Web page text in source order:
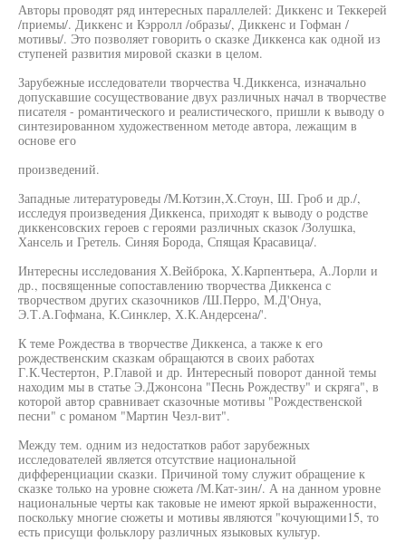
Авторы проводят ряд интересных параллелей: Диккенс и Теккерей
/приемы/. Диккенс и Кэрролл /образы/, Диккенс и Гофман /
мотивы/. Это позволяет говорить о сказке Диккенса как одной из
ступеней развития мировой сказки в целом.
Зарубежные исследователи творчества Ч.Диккенса, изначально
допускавшие сосуществование двух различных начал в творчестве
писателя - романтического и реалистического, пришли к выводу о
синтезированном художественном методе автора, лежащим в
основе его
произведений.
Западные литературоведы /М.Котзин,Х.Стоун, Ш. Гроб и др./,
исследуя произведения Диккенса, приходят к выводу о родстве
диккенсовских героев с героями различных сказок /Золушка,
Хансель и Гретель. Синяя Борода, Спящая Красавица/.
Интересны исследования Х.Вейброка, X.Карпентьера, А.Лорли и
др., посвященные сопоставлению творчества Диккенса с
творчеством других сказочников /Ш.Перро, М.Д'Онуа,
Э.Т.А.Гофмана, К.Синклер, Х.К.Андерсена/'.
К теме Рождества в творчестве Диккенса, а также к его
рождественским сказкам обращаются в своих работах
Г.К.Честертон, Р.Главой и др. Интересный поворот данной темы
находим мы в статье Э.Джонсона "Песнь Рождеству" и скряга", в
которой автор сравнивает сказочные мотивы "Рождественской
песни" с романом "Мартин Чезл-вит".
Между тем. одним из недостатков работ зарубежных
исследователей является отсутствие национальной
дифференциации сказки. Причиной тому служит обращение к
сказке только на уровне сюжета /М.Кат-зин/. А на данном уровне
национальные черты как таковые не имеют яркой выраженности,
поскольку многие сюжеты и мотивы являются "кочующими15, то
есть присущи фольклору различных языковых культур.